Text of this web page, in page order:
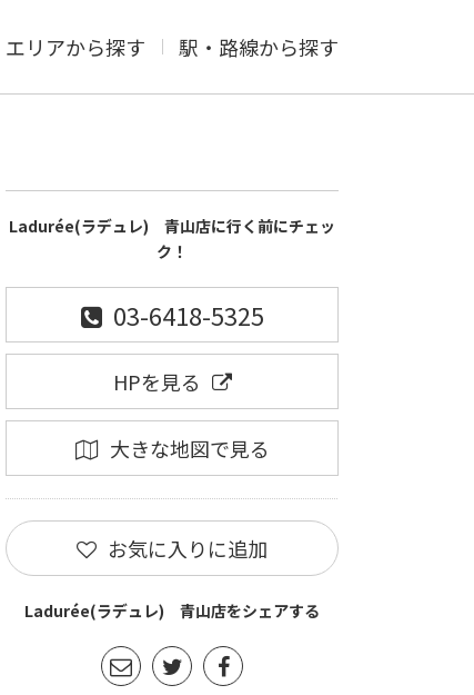
エリアから探す 駅・路線から探す
Ladurée(ラデュレ) 青山店に行く前にチェッ
ク！
03-6418-5325
HPを見る
大きな地図で見る
お気に入りに追加
Ladurée(ラデュレ) 青山店をシェアする